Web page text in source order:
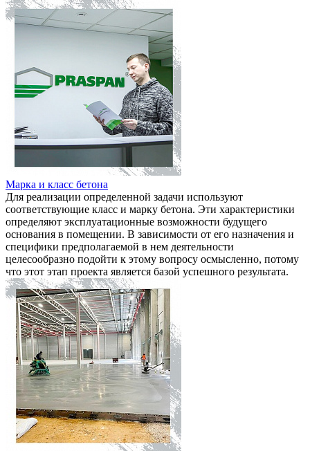
Марка и класс бетона
Для реализации определенной задачи используют
соответствующие класс и марку бетона. Эти характеристики
определяют эксплуатационные возможности будущего
основания в помещении. В зависимости от его назначения и
специфики предполагаемой в нем деятельности
целесообразно подойти к этому вопросу осмысленно, потому
что этот этап проекта является базой успешного результата.